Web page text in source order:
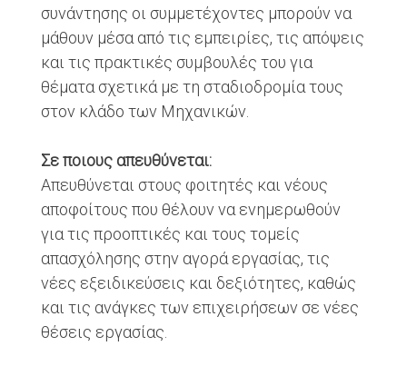
συνάντησης οι συμμετέχοντες μπορούν να
μάθουν μέσα από τις εμπειρίες, τις απόψεις
και τις πρακτικές συμβουλές του για
θέματα σχετικά με τη σταδιοδρομία τους
στον κλάδο των Μηχανικών.
Σε ποιους απευθύνεται:
Απευθύνεται στους φοιτητές και νέους
αποφοίτους που θέλουν να ενημερωθούν
για τις προοπτικές και τους τομείς
απασχόλησης στην αγορά εργασίας, τις
νέες εξειδικεύσεις και δεξιότητες, καθώς
και τις ανάγκες των επιχειρήσεων σε νέες
θέσεις εργασίας.